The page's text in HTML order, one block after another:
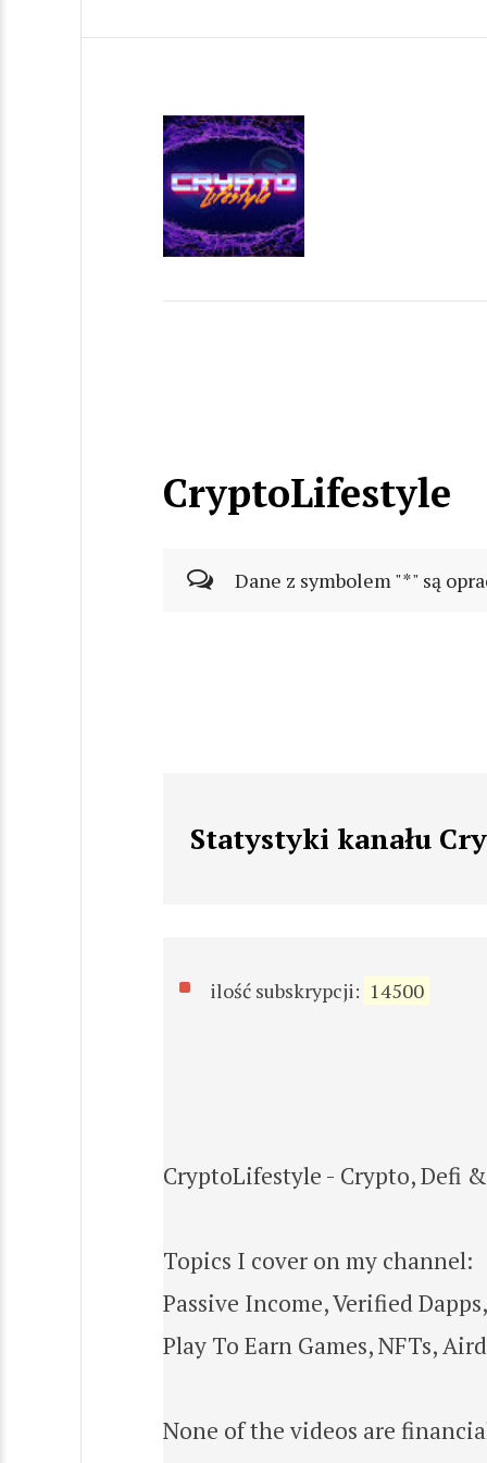
CryptoLifestyle
Dane z symbolem "*" są
Statystyki kanału
ilość subskrypcji: 14500
CryptoLifestyle - Crypto, Defi
Topics I cover on my channel:
Passive Income, Verified
Play To Earn Games, NFTs,
None of the videos are